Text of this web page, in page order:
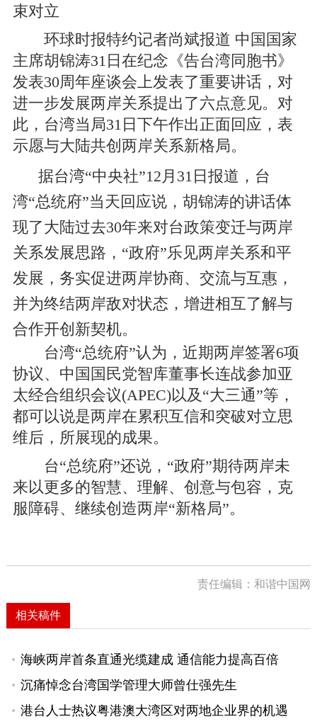
束对立
环球时报特约记者尚斌报道 中国国家
主席胡锦涛31日在纪念《告台湾同胞书》
发表30周年座谈会上发表了重要讲话，对
进一步发展两岸关系提出了六点意见。对
此，台湾当局31日下午作出正面回应，表
示愿与大陆共创两岸关系新格局。
据台湾“中央社”12月31日报道，台
湾“总统府”当天回应说，胡锦涛的讲话体
现了大陆过去30年来对台政策变迁与两岸
关系发展思路，“政府”乐见两岸关系和平
发展，务实促进两岸协商、交流与互惠，
并为终结两岸敌对状态，增进相互了解与
合作开创新契机。
台湾“总统府”认为，近期两岸签署6项
协议、中国国民党智库董事长连战参加亚
太经合组织会议(APEC)以及“大三通”等，
都可以说是两岸在累积互信和突破对立思
维后，所展现的成果。
台“总统府”还说，“政府”期待两岸未
来以更多的智慧、理解、创意与包容，克
服障碍、继续创造两岸“新格局”。
责任编辑：和谐中国网
相关稿件
海峡两岸首条直通光缆建成 通信能力提高百倍
沉痛悼念台湾国学管理大师曾仕强先生
港台人士热议粤港澳大湾区对两地企业界的机遇